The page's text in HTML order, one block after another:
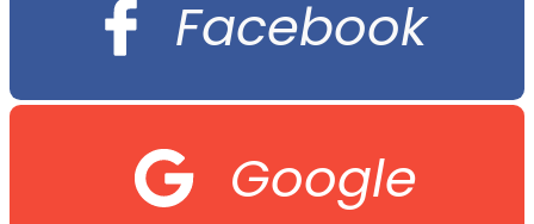
Facebook
Google